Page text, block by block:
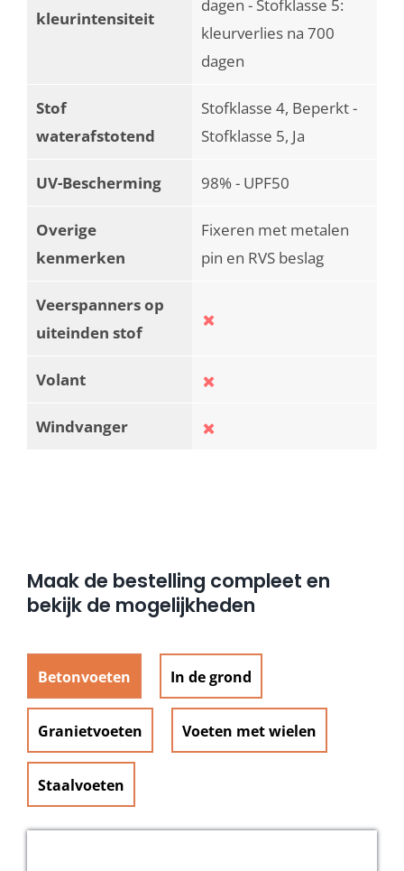
kleurintensiteit
dagen - Stofklasse 5:
kleurverlies na 700
dagen
Stof
waterafstotend
Stofklasse 4, Beperkt -
Stofklasse 5, Ja
UV-Bescherming 98% - UPF50
Overige
kenmerken
Fixeren met metalen
pin en RVS beslag
Veerspanners op
uiteinden stof
Volant
Windvanger
Maak de bestelling compleet en
bekijk de mogelijkheden
Betonvoeten In de grond
Granietvoeten Voeten met wielen
Staalvoeten